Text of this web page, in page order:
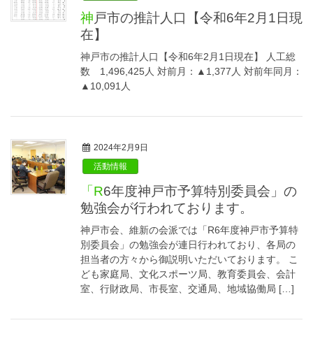
神戸市の推計人口【令和6年2月1日現
在】
神戸市の推計人口【令和6年2月1日現在】 人工総
数 1,496,425人 対前月：▲1,377人 対前年同月：
▲10,091人
2024年2月9日
活動情報
「R6年度神戸市予算特別委員会」の
勉強会が行われております。
神戸市会、維新の会派では「R6年度神戸市予算特
別委員会」の勉強会が連日行われており、各局の
担当者の方々から御説明いただいております。 こ
ども家庭局、文化スポーツ局、教育委員会、会計
室、行財政局、市長室、交通局、地域協働局 […]